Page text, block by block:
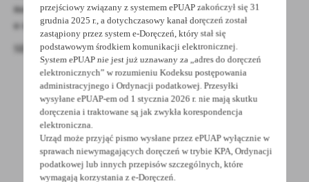
na miejsce zamieszkania osoby ubiegającej się
o skierowanie.
SERDECZNIE ZAPRASZAMY!
POWRÓT UDOSTĘPNIJ
przejściowy związany z systemem ePUAP zakończył się 31
grudnia 2025 r., a dotychczasowy kanał doręczeń został
zastąpiony przez system e-Doręczeń, który stał się
podstawowym środkiem komunikacji elektronicznej.
System ePUAP nie jest już uznawany za „adres do doręczeń
elektronicznych” w rozumieniu Kodeksu postępowania
administracyjnego i Ordynacji podatkowej. Przesyłki
wysyłane ePUAP-em od 1 stycznia 2026 r. nie mają skutku
doręczenia i traktowane są jak zwykła korespondencja
elektroniczna.
Urząd może przyjąć pismo wysłane przez ePUAP wyłącznie w
sprawach niewymagających doręczeń w trybie KPA, Ordynacji
podatkowej lub innych przepisów szczególnych, które
wymagają korzystania z e-Doręczeń.